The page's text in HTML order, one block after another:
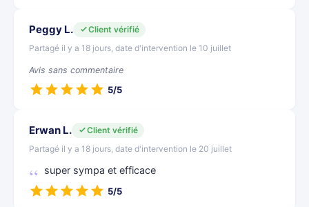
Peggy L.
Client vérifié
Partagé il y a 18 jours, date d'intervention le 10 juillet
Avis sans commentaire
5/5
Erwan L.
Client vérifié
Partagé il y a 18 jours, date d'intervention le 20 juillet
super sympa et efficace
5/5